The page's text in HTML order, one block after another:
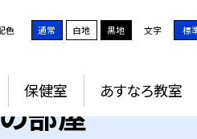
色 通常 白地 黒地 文字 標
保健室 あすなろ教室
部屋